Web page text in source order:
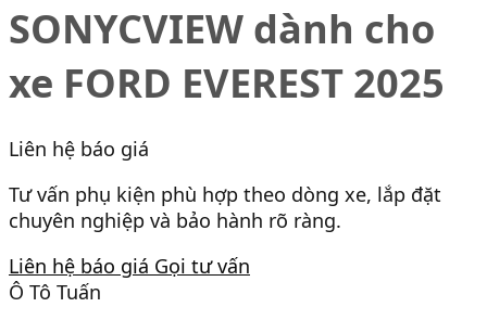
SONYCVIEW dành cho
xe FORD EVEREST 2025
Liên hệ báo giá
Tư vấn phụ kiện phù hợp theo dòng xe, lắp đặt
chuyên nghiệp và bảo hành rõ ràng.
Liên hệ báo giá Gọi tư vấn
Ô Tô Tuấn